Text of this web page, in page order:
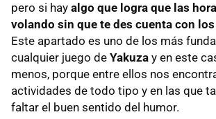
pero si hay algo que logra que las
volando sin que te des cuenta con
Este apartado es uno de los más
cualquier juego de Yakuza y en este
menos, porque entre ellos nos
actividades de todo tipo y en las que
faltar el buen sentido del humor.